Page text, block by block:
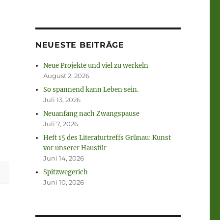
NEUESTE BEITRÄGE
Neue Projekte und viel zu werkeln
August 2, 2026
So spannend kann Leben sein.
Juli 13, 2026
Neuanfang nach Zwangspause
Juli 7, 2026
Heft 15 des Literaturtreffs Grünau: Kunst
vor unserer Haustür
Juni 14, 2026
Spitzwegerich
Juni 10, 2026